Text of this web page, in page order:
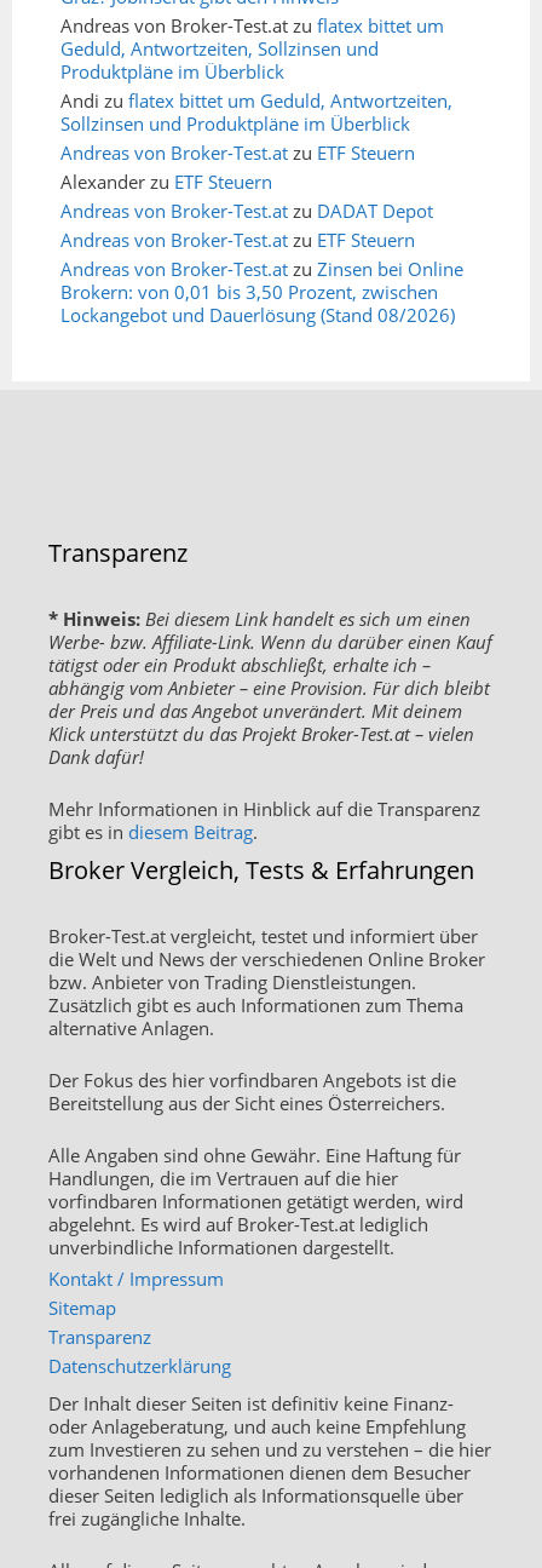
Andreas von Broker-Test.at zu flatex bittet um
Geduld, Antwortzeiten, Sollzinsen und
Produktpläne im Überblick
Andi zu flatex bittet um Geduld, Antwortzeiten,
Sollzinsen und Produktpläne im Überblick
Andreas von Broker-Test.at zu ETF Steuern
Alexander zu ETF Steuern
Andreas von Broker-Test.at zu DADAT Depot
Andreas von Broker-Test.at zu ETF Steuern
Andreas von Broker-Test.at zu Zinsen bei Online
Brokern: von 0,01 bis 3,50 Prozent, zwischen
Lockangebot und Dauerlösung (Stand 08/2026)
Transparenz
* Hinweis: Bei diesem Link handelt es sich um einen
Werbe- bzw. Affiliate-Link. Wenn du darüber einen Kauf
tätigst oder ein Produkt abschließt, erhalte ich –
abhängig vom Anbieter – eine Provision. Für dich bleibt
der Preis und das Angebot unverändert. Mit deinem
Klick unterstützt du das Projekt Broker-Test.at – vielen
Dank dafür!
Mehr Informationen in Hinblick auf die Transparenz
gibt es in diesem Beitrag.
Broker Vergleich, Tests & Erfahrungen
Broker-Test.at vergleicht, testet und informiert über
die Welt und News der verschiedenen Online Broker
bzw. Anbieter von Trading Dienstleistungen.
Zusätzlich gibt es auch Informationen zum Thema
alternative Anlagen.
Der Fokus des hier vorfindbaren Angebots ist die
Bereitstellung aus der Sicht eines Österreichers.
Alle Angaben sind ohne Gewähr. Eine Haftung für
Handlungen, die im Vertrauen auf die hier
vorfindbaren Informationen getätigt werden, wird
abgelehnt. Es wird auf Broker-Test.at lediglich
unverbindliche Informationen dargestellt.
Kontakt / Impressum
Sitemap
Transparenz
Datenschutzerklärung
Der Inhalt dieser Seiten ist definitiv keine Finanz-
oder Anlageberatung, und auch keine Empfehlung
zum Investieren zu sehen und zu verstehen – die hier
vorhandenen Informationen dienen dem Besucher
dieser Seiten lediglich als Informationsquelle über
frei zugängliche Inhalte.